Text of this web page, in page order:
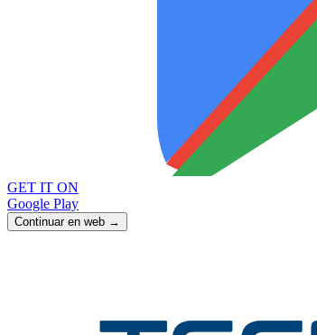
GET IT ON
Google Play
Continuar en web →